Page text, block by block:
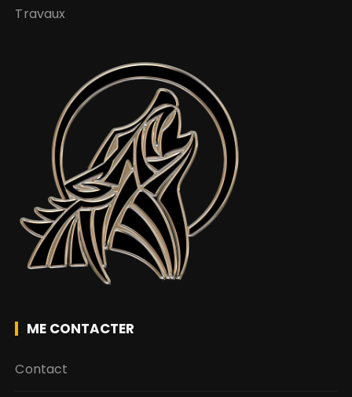
Travaux
ME CONTACTER
Contact